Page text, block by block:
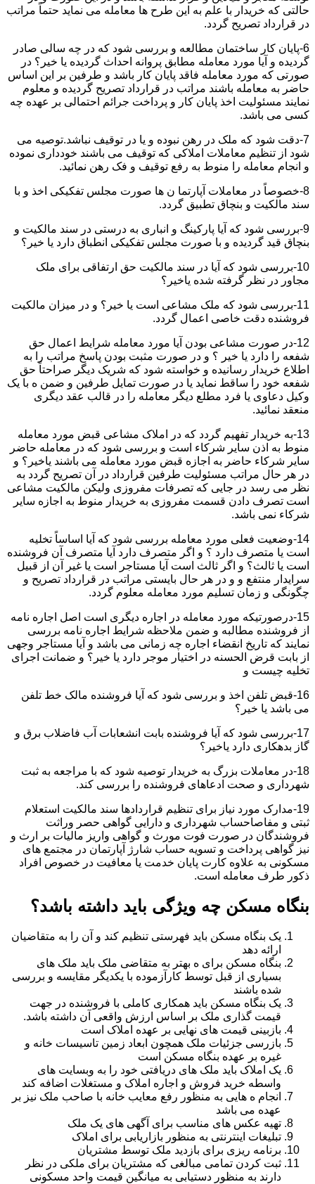
حالتی که خریدار با علم به این طرح ها معامله می نماید حتماً مراتب
در قرارداد تصریح گردد.
6-پایان کار ساختمان مطالعه و بررسی شود که در چه سالی صادر
گردیده و آیا مورد معامله مطابق پروانه احداث گردیده یا خیر؟ در
صورتی که مورد معامله فاقد پایان کار باشد و طرفین بر این اساس
حاضر به معامله باشند مراتب در قرارداد تصریح گردیده و معلوم
نمایند مسئولیت اخذ پایان کار و پرداخت جرائم احتمالی بر عهده چه
کسی می باشد.
7-دقت شود که ملک در رهن نبوده و یا در توقیف نباشد.توصیه می
شود از تنظیم معاملات املاکی که توقیف می باشند خودداری نموده
و انجام معامله را منوط به رفع توقیف و فک رهن نمائید.
8-خصوصاً در معاملات آپارتما ن ها صورت مجلس تفکیکی اخذ و با
سند مالکیت و بنچاق تطبیق گردد.
9-بررسی شود که آیا پارکینگ و انباری به درستی در سند مالکیت و
بنچاق قید گردیده و با صورت مجلس تفکیکی انطباق دارد یا خیر؟
10-بررسی شود که آیا در سند مالکیت حق ارتفاقی برای ملک
مجاور در نظر گرفته شده یاخیر؟
11-بررسی شود که ملک مشاعی است یا خیر؟ و در میزان مالکیت
فروشنده دقت خاصی اعمال گردد.
12-در صورت مشاعی بودن آیا مورد معامله شرایط اعمال حق
شفعه را دارد یا خیر ؟ و در صورت مثبت بودن پاسخ مراتب را به
اطلاع خریدار رسانیده و خواسته شود که شریک دیگر صراحتاً حق
شفعه خود را ساقط نماید یا در صورت تمایل طرفین و ضمن ه با یک
وکیل دعاوی یا فرد مطلع دیگر معامله را در قالب عقد دیگری
منعقد نمائید.
13-به خریدار تفهیم گردد که در املاک مشاعی قبض مورد معامله
منوط به اذن سایر شرکاء است و بررسی شود که در معامله حاضر
سایر شرکاء حاضر به اجازه قبض مورد معامله می باشند یاخیر؟ و
در هر حال مراتب مسئولیت طرفین قرارداد در آن تصریح گردد به
نظر می رسد در جایی که تصرفات مفروزی ولیکن مالکیت مشاعی
است تصرف دادن قسمت مفروزی به خریدار منوط به اجازه سایر
شرکاء نمی باشد.
14-وضعیت فعلی مورد معامله بررسی شود که آیا اساساً تخلیه
است یا متصرف دارد ؟ و اگر متصرف دارد آیا متصرف آن فروشنده
است یا ثالث؟ و اگر ثالث است آیا مستاجر است یا غیر آن از قبیل
سرایدار منتفع و و در هر حال بایستی مراتب در قرارداد تصریح و
چگونگی و زمان تسلیم مورد معامله معلوم گردد.
15-درصورتیکه مورد معامله در اجاره دیگری است اصل اجاره نامه
از فروشنده مطالبه و ضمن ملاحظه شرایط اجاره نامه بررسی
نمایند که تاریخ انقضاء اجاره چه زمانی می باشد و آیا مستاجر وجهی
از بابت قرض الحسنه در اختیار موجر دارد یا خیر؟ و ضمانت اجرای
تخلیه چیست و
16-قبض تلفن اخذ و بررسی شود که آیا فروشنده مالک خط تلفن
می باشد یا خیر؟
17-بررسی شود که آیا فروشنده بابت انشعابات آب فاضلاب برق و
گاز بدهکاری دارد یاخیر؟
18-در معاملات بزرگ به خریدار توصیه شود که با مراجعه به ثبت
شهرداری و صحت ادعاهای فروشنده را بررسی کند.
19-مدارک مورد نیاز برای تنظیم قراردادها سند مالکیت استعلام
ثبتی و مفاصاحساب شهرداری و دارایی گواهی حصر وراثت
فروشندگان در صورت فوت مورث و گواهی واریز مالیات بر ارث و
نیز گواهی پرداخت و تسویه حساب شارژ آپارتمان در مجتمع های
مسکونی به علاوه کارت پایان خدمت یا معافیت در خصوص افراد
ذکور طرف معامله است.
بنگاه مسکن چه ویژگی باید داشته باشد؟
یک بنگاه مسکن باید فهرستی تنظیم کند و آن را به متقاضیان
ارائه دهد
بنگاه مسکن برای ه بهتر به متقاضی ملک باید ملک های
بسیاری از قبل توسط کارآزموده با یکدیگر مقایسه و بررسی
شده باشند
یک بنگاه مسکن باید همکاری کاملی با فروشنده در جهت
قیمت گذاری ملک بر اساس ارزش واقعی آن داشته باشد.
بازبینی قیمت های نهایی بر عهده املاک است
بازرسی جزئیات ملک همچون ابعاد زمین تاسیسات خانه و
غیره بر عهده بنگاه مسکن است
یک املاک باید ملک های دریافتی خود را به وبسایت های
واسطه خرید فروش و اجاره املاک و مستغلات اضافه کند
انجام ه هایی به منظور رفع معایب خانه با صاحب ملک نیز بر
عهده می باشد
تهیه عکس های مناسب برای آگهی های یک ملک
تبلیغات اینترنتی به منظور بازاریابی برای املاک
برنامه ریزی برای بازدید ملک توسط مشتریان
ثبت کردن تمامی مبالغی که مشتریان برای ملکی در نظر
دارند به منظور دستیابی به میانگین قیمت واحد مسکونی